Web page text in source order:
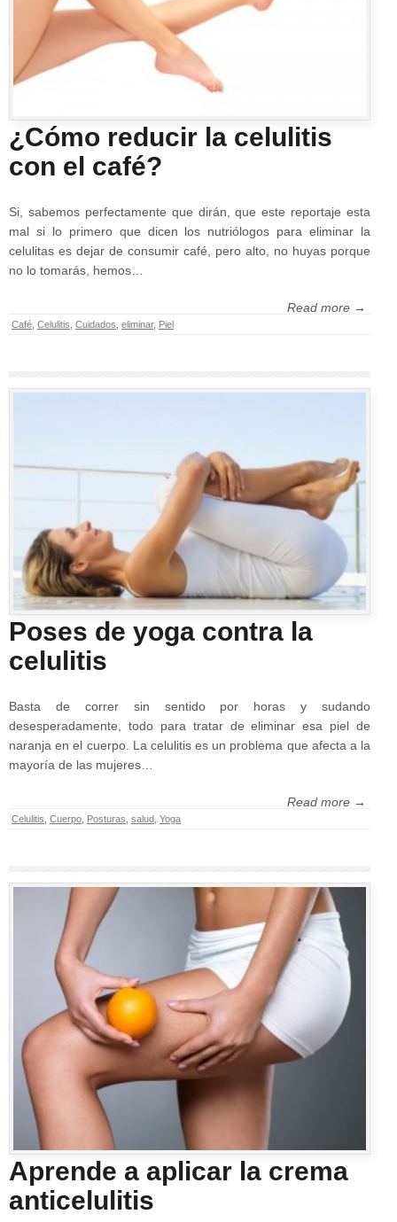
¿Cómo reducir la celulitis
con el café?
Si, sabemos perfectamente que dirán, que este reportaje esta
mal si lo primero que dicen los nutriólogos para eliminar la
celulitas es dejar de consumir café, pero alto, no huyas porque
no lo tomarás, hemos…
Read more →
Café Celulitis Cuidados eliminar, Piel
Poses de yoga contra la
celulitis
Basta de correr sin sentido por horas y sudando
desesperadamente, todo para tratar de eliminar esa piel de
naranja en el cuerpo. La celulitis es un problema que afecta a la
mayoría de las mujeres…
Read more →
Celulitis Cuerpo Posturas salud Yoga
Aprende a aplicar la crema
anticelulitis